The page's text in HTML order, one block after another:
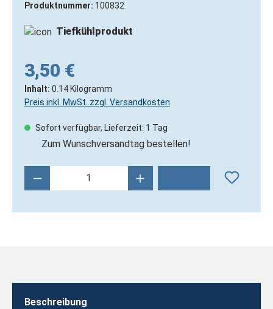
Produktnummer: 100832
Tiefkühlprodukt
3,50 €
Inhalt: 0.14 Kilogramm
Preis inkl. MwSt. zzgl. Versandkosten
Sofort verfügbar, Lieferzeit: 1 Tag
Zum Wunschversandtag bestellen!
Produkt Anzahl: Gib den gewünschten
Beschreibung